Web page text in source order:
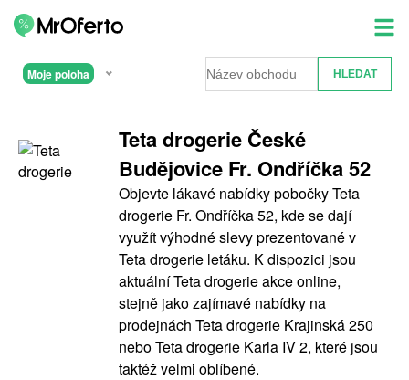
Moje poloha
Teta drogerie České
Budějovice Fr. Ondříčka 52
Objevte lákavé nabídky pobočky Teta
drogerie Fr. Ondříčka 52, kde se dají
využít výhodné slevy prezentované v
Teta drogerie letáku. K dispozici jsou
aktuální Teta drogerie akce online,
stejně jako zajímavé nabídky na
prodejnách Teta drogerie Krajinská 250
neboTeta drogerie Karla IV 2, které jsou
taktéž velmi oblíbené.